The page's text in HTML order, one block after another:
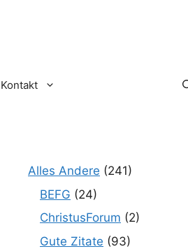
Alles Andere (241)
BEFG (24)
ChristusForum (2)
Gute Zitate (93)